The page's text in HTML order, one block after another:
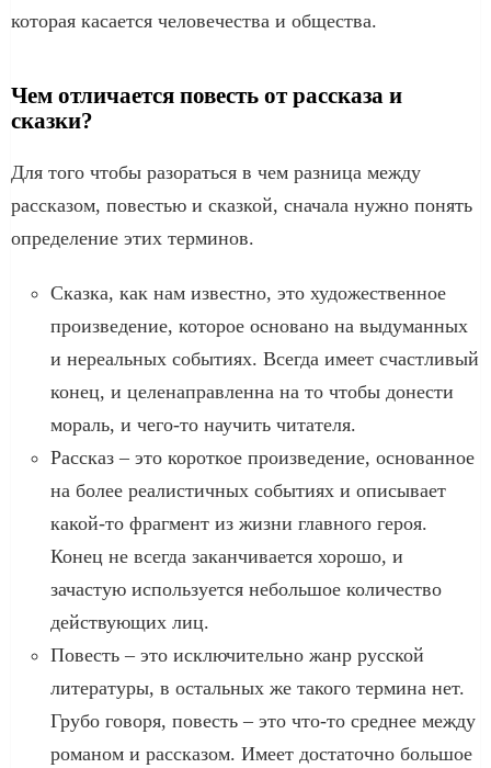
которая касается человечества и общества.
Чем отличается повесть от рассказа и
сказки?
Для того чтобы разораться в чем разница между
рассказом, повестью и сказкой, сначала нужно понять
определение этих терминов.
Сказка, как нам известно, это художественное
произведение, которое основано на выдуманных
и нереальных событиях. Всегда имеет счастливый
конец, и целенаправленна на то чтобы донести
мораль, и чего-то научить читателя.
Рассказ – это короткое произведение, основанное
на более реалистичных событиях и описывает
какой-то фрагмент из жизни главного героя.
Конец не всегда заканчивается хорошо, и
зачастую используется небольшое количество
действующих лиц.
Повесть – это исключительно жанр русской
литературы, в остальных же такого термина нет.
Грубо говоря, повесть – это что-то среднее между
романом и рассказом. Имеет достаточно большое